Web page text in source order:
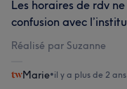
Les horaires de rdv
confusion avec
Réalisé par Suzanne
Marie•il y a plus de 2 ans